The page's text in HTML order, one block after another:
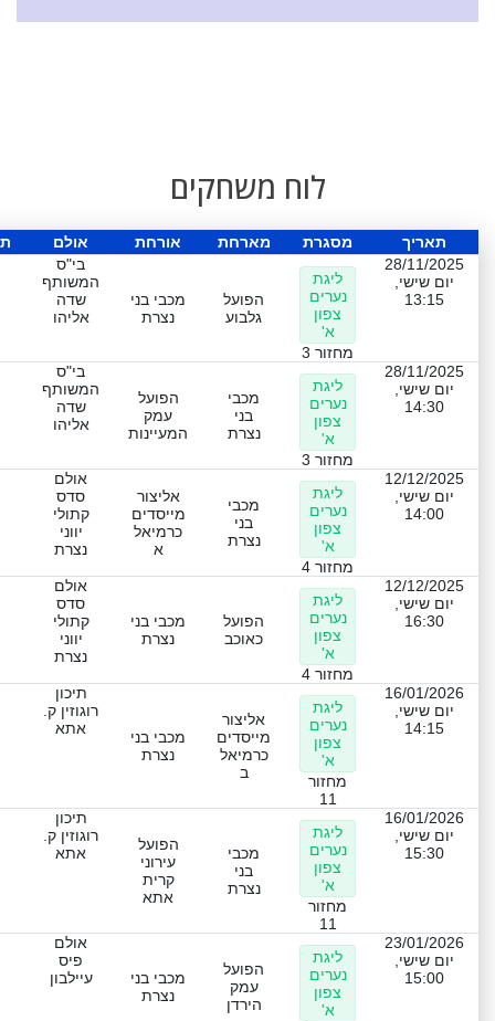
לוח משחקים
תאריך מסגרת מארחת אורחת אולם
28/11/2025
יום שישי,
13:15
ליגת
נערים
צפון
א'
מחזור 3
הפועל
גלבוע
מכבי בני
נצרת
בי"ס
המשותף
שדה
אליהו
28/11/2025
יום שישי,
14:30
ליגת
נערים
צפון
א'
מחזור 3
מכבי
בני
נצרת
הפועל
עמק
המעיינות
בי"ס
המשותף
שדה
אליהו
12/12/2025
יום שישי,
14:00
ליגת
נערים
צפון
א'
מחזור 4
מכבי
בני
נצרת
אליצור
מייסדים
כרמיאל
א
אולם
סדס
קתולי
יווני
נצרת
12/12/2025
יום שישי,
16:30
ליגת
נערים
צפון
א'
מחזור 4
הפועל
כאוכב
מכבי בני
נצרת
אולם
סדס
קתולי
יווני
נצרת
16/01/2026
יום שישי,
14:15
ליגת
נערים
צפון
א'
מחזור
11
אליצור
מייסדים
כרמיאל
ב
מכבי בני
נצרת
תיכון
רוגוזין ק.
אתא
16/01/2026
יום שישי,
15:30
ליגת
נערים
צפון
א'
מחזור
11
מכבי
בני
נצרת
הפועל
עירוני
קרית
אתא
תיכון
רוגוזין ק.
אתא
23/01/2026
יום שישי,
15:00
ליגת
נערים
צפון
א'
הפועל
עמק
הירדן
מכבי בני
נצרת
אולם
פיס
עיילבון